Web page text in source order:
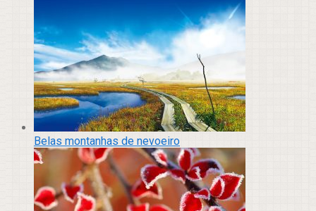
Belas montanhas de nevoeiro